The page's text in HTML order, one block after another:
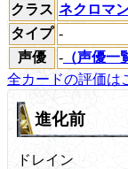
クラス ネクロマ
タイプ -
声優
- （声優一
全カードの評価は
進化前
ドレイン